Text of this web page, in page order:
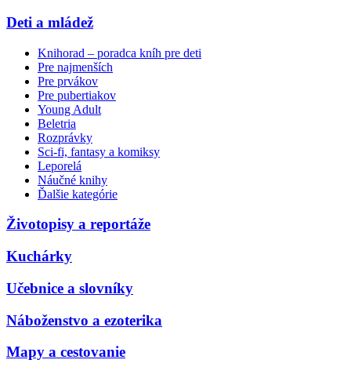
Deti a mládež
Knihorad – poradca kníh pre deti
Pre najmenších
Pre prvákov
Pre pubertiakov
Young Adult
Beletria
Rozprávky
Sci-fi, fantasy a komiksy
Leporelá
Náučné knihy
Ďalšie kategórie
Životopisy a reportáže
Kuchárky
Učebnice a slovníky
Náboženstvo a ezoterika
Mapy a cestovanie